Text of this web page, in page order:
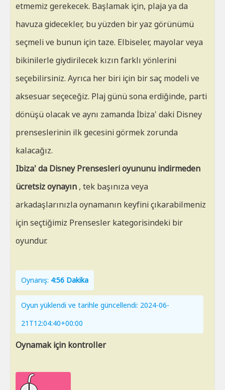
etmemiz gerekecek. Başlamak için, plaja ya da
havuza gidecekler, bu yüzden bir yaz görünümü
seçmeli ve bunun için taze. Elbiseler, mayolar veya
bikinilerle giydirilecek kızın farklı yönlerini
seçebilirsiniz. Ayrıca her biri için bir saç modeli ve
aksesuar seçeceğiz. Plaj günü sona erdiğinde, parti
dönüşü olacak ve aynı zamanda İbiza' daki Disney
prenseslerinin ilk gecesini görmek zorunda
kalacağız.
Ibiza' da Disney Prensesleri oyununu indirmeden
ücretsiz oynayın , tek başınıza veya
arkadaşlarınızla oynamanın keyfini çıkarabilmeniz
için seçtiğimiz Prensesler kategorisindeki bir
oyundur.
Oynanış: 4:56 Dakika
Oyun yüklendi ve tarihle güncellendi: 2024-06-
21T12:04:40+00:00
Oynamak için kontroller